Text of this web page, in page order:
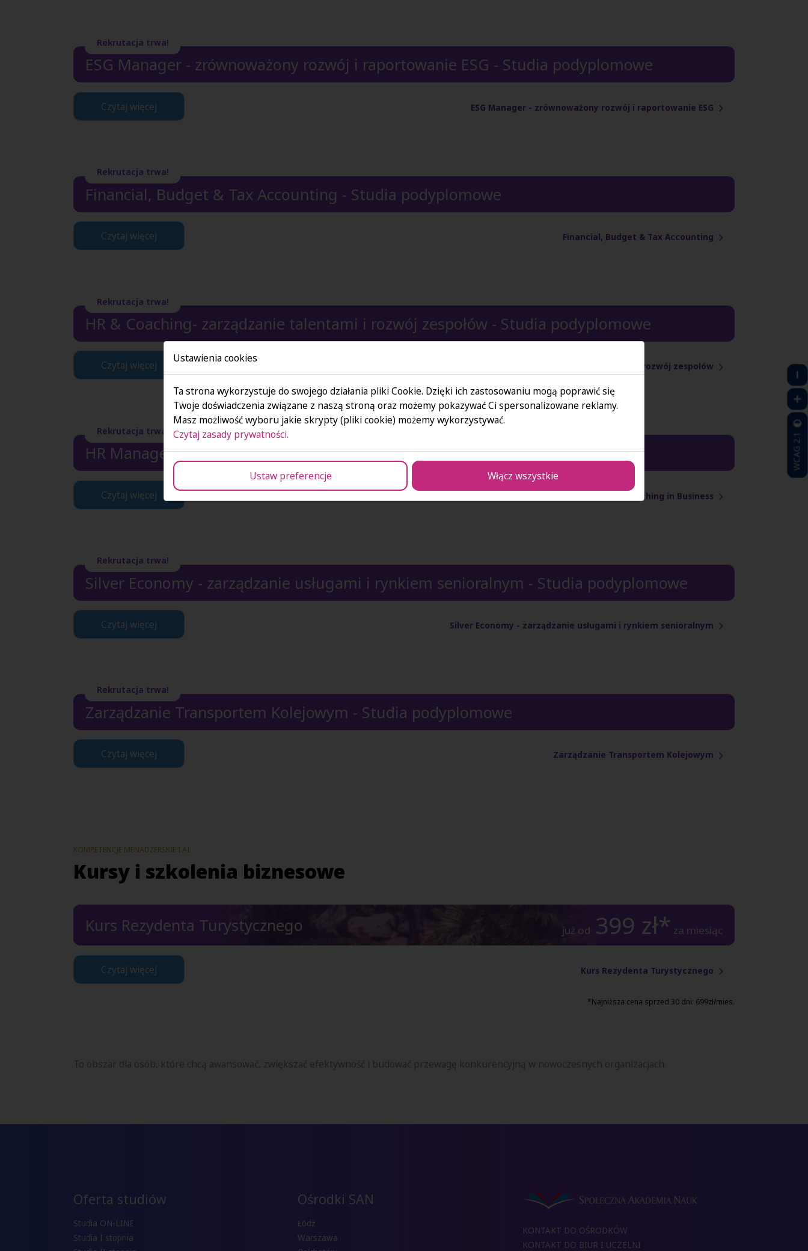
ESG Manager - zrównoważony rozwój i raportowanie ESG - Studia podyplomowe
Rekrutacja trwa!
Czytaj więcej ESG Manager - zrównoważony rozwój i raportowanie ESG
Financial, Budget & Tax Accounting - Studia podyplomowe
Rekrutacja trwa!
Czytaj więcej Financial, Budget & Tax Accounting
HR & Coaching- zarządzanie talentami i rozwój zespołów - Studia podyplomowe
Rekrutacja trwa!
Czytaj więcej HR & Coaching- zarządzanie talentami i rozwój zespołów
HR Management & Coaching in Business - Studia podyplomowe
Rekrutacja trwa!
Czytaj więcej HR Management & Coaching in Business
Silver Economy - zarządzanie usługami i rynkiem senioralnym - Studia podyplomowe
Rekrutacja trwa!
Czytaj więcej Silver Economy - zarządzanie usługami i rynkiem senioralnym
Zarządzanie Transportem Kolejowym - Studia podyplomowe
Rekrutacja trwa!
Czytaj więcej Zarządzanie Transportem Kolejowym
KOMPETENCJE MENADŻERSKIE I AI
Kursy i szkolenia biznesowe
Kurs Rezydenta Turystycznego już od 399 zł* za miesiąc
Czytaj więcej Kurs Rezydenta Turystycznego
*Najniższa cena sprzed 30 dni: 699zł/mies.
To obszar dla osób, które chcą awansować, zwiększać efektywność i budować przewagę konkurencyjną w nowoczesnych organizacjach.
Oferta studiów
Studia ON-LINE
Studia I stopnia
Ośrodki SAN
Łódź
Warszawa
KONTAKT DO OŚRODKÓW
KONTAKT DO BIUR I UCZELNI
WCAG 2.1
Ustawienia cookies
Ta strona wykorzystuje do swojego działania pliki Cookie. Dzięki ich zastosowaniu mogą poprawić się
Twoje doświadczenia związane z naszą stroną oraz możemy pokazywać Ci spersonalizowane reklamy.
Masz możliwość wyboru jakie skrypty (pliki cookie) możemy wykorzystywać.
Czytaj zasady prywatności.
Ustaw preferencje Włącz wszystkie